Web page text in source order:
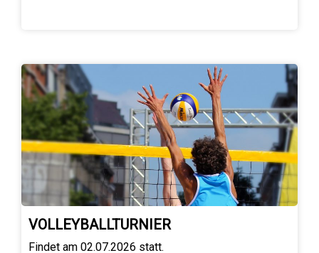
VOLLEYBALLTURNIER
Findet am 02.07.2026 statt.